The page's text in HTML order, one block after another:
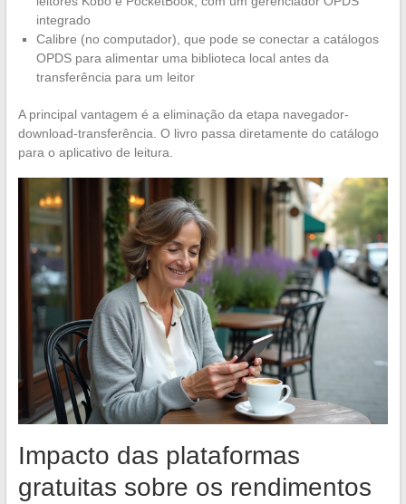
integrado
Calibre (no computador), que pode se conectar a catálogos
OPDS para alimentar uma biblioteca local antes da
transferência para um leitor
A principal vantagem é a eliminação da etapa navegador-
download-transferência. O livro passa diretamente do catálogo
para o aplicativo de leitura.
Impacto das plataformas
gratuitas sobre os rendimentos